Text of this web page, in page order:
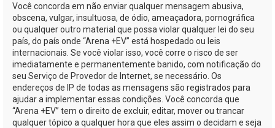
Você concorda em não enviar qualquer mensagem abusiva,
obscena, vulgar, insultuosa, de ódio, ameaçadora, pornográfica
ou qualquer outro material que possa violar qualquer lei do seu
país, do país onde “Arena +EV” está hospedado ou leis
internacionais. Se você violar isso, você corre o risco de ser
imediatamente e permanentemente banido, com notificação do
seu Serviço de Provedor de Internet, se necessário. Os
endereços de IP de todas as mensagens são registrados para
ajudar a implementar essas condições. Você concorda que
“Arena +EV” tem o direito de excluir, editar, mover ou trancar
qualquer tópico a qualquer hora que eles assim o decidam e seja